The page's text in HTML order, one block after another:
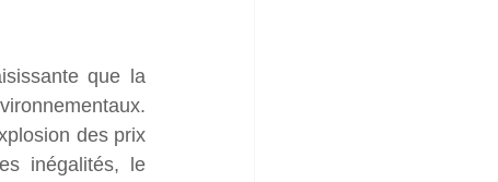
que la
des prix
inégalités, le